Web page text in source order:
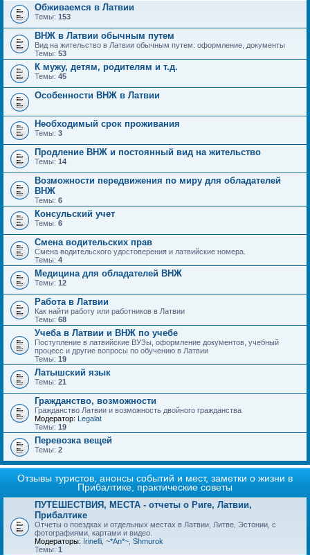
Обживаемся в Латвии
Темы: 153
ВНЖ в Латвии обычным путем
Вид на жительство в Латвии обычным путем: оформление, документы
Темы: 53
К мужу, детям, родителям и т.д.
Темы: 45
Особенности ВНЖ в Латвии
Необходимый срок проживания
Темы: 3
Продление ВНЖ и постоянный вид на жительство
Темы: 14
Возможности передвижения по миру для обладателей
ВНЖ
Темы: 6
Консульский учет
Темы: 6
Смена водительских прав
Смена водительского удостоверения и латвийские номера.
Темы: 4
Медицина для обладателей ВНЖ
Темы: 12
Работа в Латвии
Как найти работу или работников в Латвии
Темы: 68
Учеба в Латвии и ВНЖ по учебе
Поступление в латвийские ВУЗы, оформление документов, учебный
процесс и другие вопросы по обучению в Латвии
Темы: 19
Латышский язык
Темы: 21
Гражданство, возможности
Гражданство Латвии и возможность двойного гражданства
Модератор:
Legalat
Темы: 19
Перевозка вещей
Темы: 2
Отзывы туристов, анонсы событий и мест, заметки о жизни в
Прибалтике, практические советы
ПУТЕШЕСТВИЯ, МЕСТА - отчеты о Риге, Латвии,
Прибалтике
Отчеты о поездках и отдельных местах в Латвии, Литве, Эстонии, с
фотографиями, картами и видео.
Модераторы: Irinelli ~*An*~ Shmurok
Темы: 1